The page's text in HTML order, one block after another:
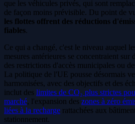
que les véhicules privés, qui sont
de façon moins prévisible. Du point de
les flottes offrent des réductions
fiables.
Ce qui a changé, c'est le niveau auquel
mesures antérieures se concentraient sur
des restrictions d'accès municipales ou
La politique de l'UE pousse désormais
harmonisées, avec des objectifs et des
inclut des limites de CO₂ plus strictes
marché, l'expansion des zones à zéro
liées à la recharge rattachées aux
stationnement.